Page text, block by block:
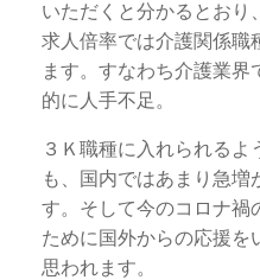
いただくと分かるとおり
求人倍率では介護関係職
ます。すなわち介護業界
的に人手不足。
３Ｋ職種に入れられるよ
も、国内ではあまり急
す。そして今のコロナ禍
ために国外からの応援を
思われます。